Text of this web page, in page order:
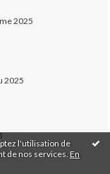
l'utilisation de
de nos services. En
2025
2025